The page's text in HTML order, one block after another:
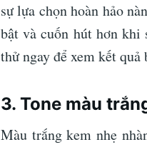
sự lựa chọn hoàn hảo
bật và cuốn hút hơn khi
thử ngay để xem kết quả
3. Tone màu
Màu trắng kem nhẹ